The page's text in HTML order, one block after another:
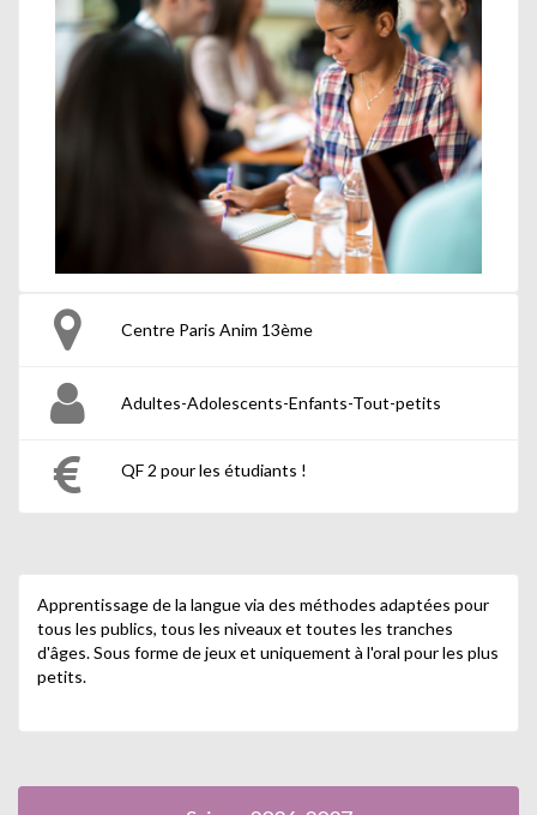
Centre Paris Anim 13ème
Adultes-Adolescents-Enfants-Tout-petits
QF 2 pour les étudiants !
Apprentissage de la langue via des méthodes adaptées pour
tous les publics, tous les niveaux et toutes les tranches
d'âges. Sous forme de jeux et uniquement à l'oral pour les plus
petits.